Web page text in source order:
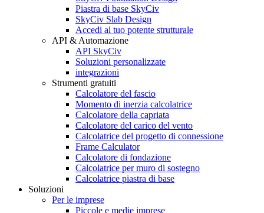
Piastra di base SkyCiv
SkyCiv Slab Design
Accedi al tuo potente strutturale
API & Automazione
API SkyCiv
Soluzioni personalizzate
integrazioni
Strumenti gratuiti
Calcolatore del fascio
Momento di inerzia calcolatrice
Calcolatore della capriata
Calcolatore del carico del vento
Calcolatrice del progetto di connessione
Frame Calculator
Calcolatore di fondazione
Calcolatrice per muro di sostegno
Calcolatrice piastra di base
Soluzioni
Per le imprese
Piccole e medie imprese